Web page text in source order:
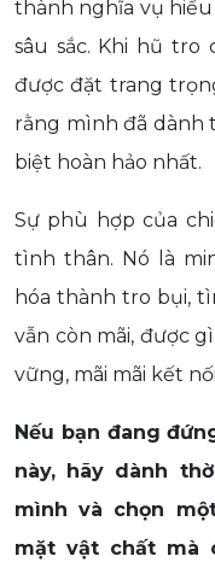
thành nghĩa vụ
sâu sắc. Khi hũ tro
được đặt trang
rằng mình đã dành
biệt hoàn hảo nhất.
Sự phù hợp của
tình thân. Nó là
hóa thành tro bụi,
vẫn còn mãi, được
vững, mãi mãi kết
Nếu bạn đang
này, hãy dành
mình và chọn
mặt vật chất mà